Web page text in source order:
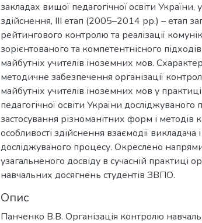
закладах вищої педагогічної освіти України,
здійснення, ІІІ етап (2005–2014 рр.) – етап
рейтингового контролю та реалізації
зорієнтованого та компетентнісного
майбутніх учителів іноземних мов.
методичне забезпечення організації
майбутніх учителів іноземних мов у
педагогічної освіти України досліджуваного
застосування різноманітних форм і методів
особливості здійснення взаємодії викладача
досліджуваного процесу. Окреслено
узагальненого досвіду в сучасній практиці
навчальних досягнень студентів ЗВПО.
Опис
Панченко В.В. Організація контролю